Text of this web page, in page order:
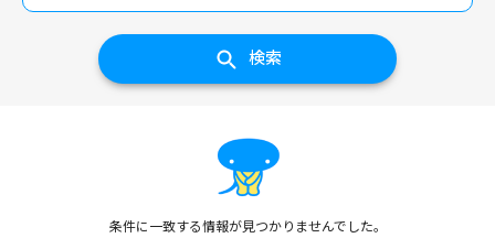
検索
条件に一致する情報が見つかりませんでした。